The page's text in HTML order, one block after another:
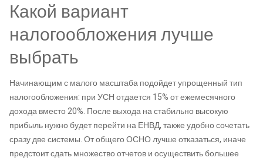
Какой вариант
налогообложения лучше
выбрать
Начинающим с малого масштаба подойдет упрощенный тип
налогообложения: при УСН отдается 15% от ежемесячного
дохода вместо 20%. После выхода на стабильно высокую
прибыль нужно будет перейти на ЕНВД, также удобно сочетать
сразу две системы. От общего ОСНО лучше отказаться, иначе
предстоит сдать множество отчетов и осуществить большее